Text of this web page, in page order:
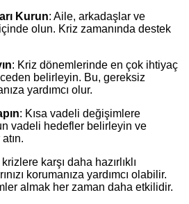
Kurun: Aile, arkadaşlar ve
olun. Kriz zamanında destek
: Kriz dönemlerinde en çok ihtiyaç
belirleyin. Bu, gereksiz
yardımcı olur.
: Kısa vadeli değişimlere
vadeli hedefler belirleyin ve
karşı daha hazırlıklı
korumanıza yardımcı olabilir.
almak her zaman daha etkilidir.